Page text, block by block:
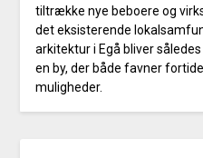
tiltrække nye beboere og
det eksisterende
arkitektur i Egå bliver
en by, der både favner
muligheder.